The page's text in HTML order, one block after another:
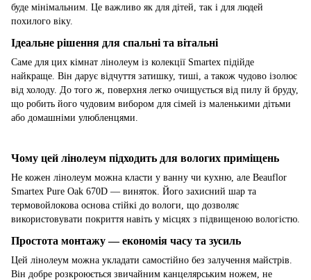
буде мінімальним. Це важливо як для дітей, так і для людей
похилого віку.
Ідеальне рішення для спальні та вітальні
Саме для цих кімнат лінолеум із колекції Smartex підійде
найкраще. Він дарує відчуття затишку, тиші, а також чудово ізолює
від холоду. До того ж, поверхня легко очищується від пилу й бруду,
що робить його чудовим вибором для сімей із маленькими дітьми
або домашніми улюбленцями.
Чому цей лінолеум підходить для вологих приміщень
Не кожен лінолеум можна класти у ванну чи кухню, але Beauflor
Smartex Pure Oak 670D — виняток. Його захисний шар та
термовойлокова основа стійкі до вологи, що дозволяє
використовувати покриття навіть у місцях з підвищеною вологістю.
Простота монтажу — економія часу та зусиль
Цей лінолеум можна укладати самостійно без залучення майстрів.
Він добре розкроюється звичайним канцелярським ножем, не